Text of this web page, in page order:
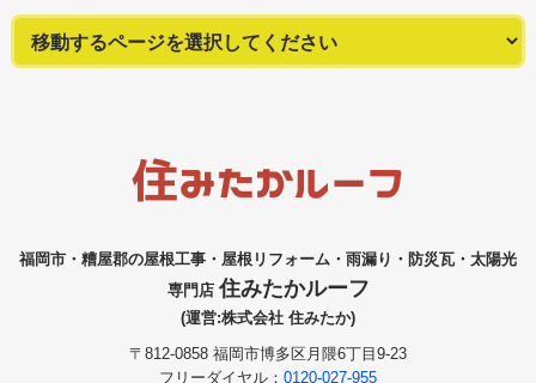
福岡市・糟屋郡の屋根工事・屋根リフォーム・雨漏り・防災瓦・太陽光
専門店 住みたかルーフ
(運営:株式会社 住みたか)
〒812-0858 福岡市博多区月隈6丁目9-23
フリーダイヤル： 0120-027-955